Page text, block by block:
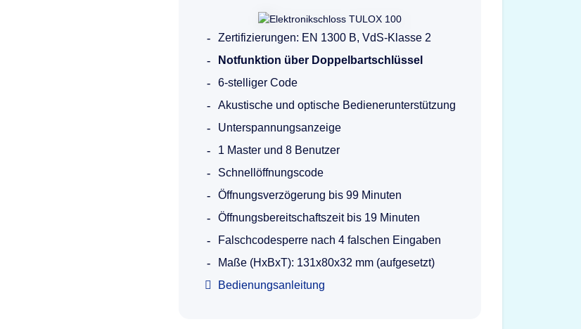
Zertifizierungen: EN 1300 B, VdS-Klasse 2
Notfunktion über Doppelbartschlüssel
6-stelliger Code
Akustische und optische Bedienerunterstützung
Unterspannungsanzeige
1 Master und 8 Benutzer
Schnellöffnungscode
Öffnungsverzögerung bis 99 Minuten
Öffnungsbereitschaftszeit bis 19 Minuten
Falschcodesperre nach 4 falschen Eingaben
Maße (HxBxT): 131x80x32 mm (aufgesetzt)
Bedienungsanleitung